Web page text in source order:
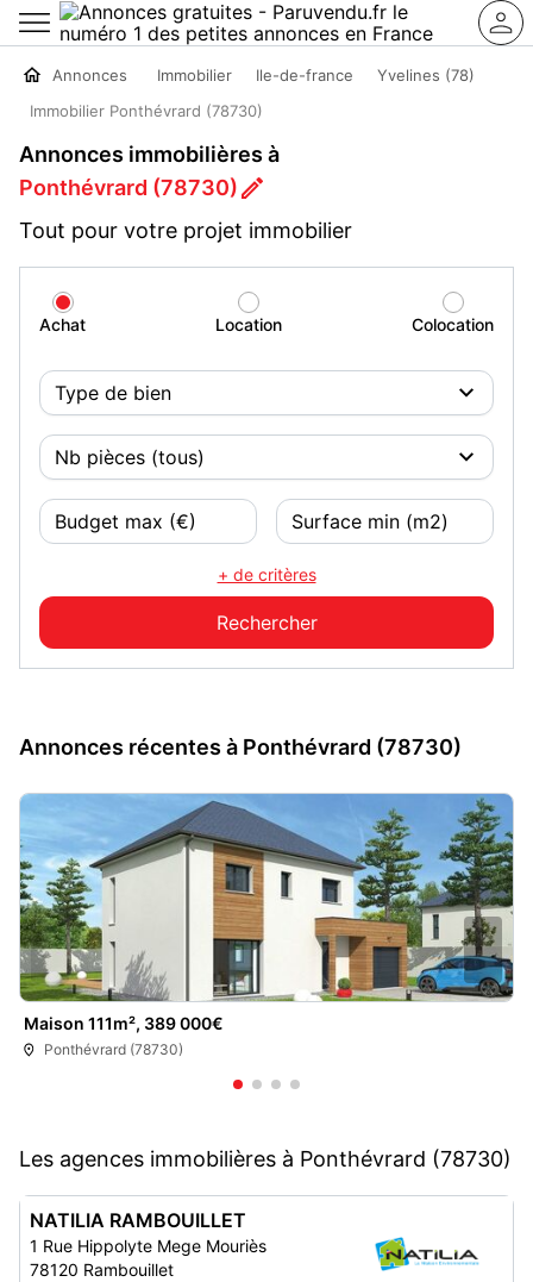
Annonces Immobilier Ile-de-france
Yvelines (78)
Immobilier Ponthévrard (78730)
Annonces immobilières à
Ponthévrard (78730)
Tout pour votre projet immobilier
Achat Location Colocation
+ de critères
Annonces récentes à Ponthévrard (78730)
Maison 111m², 389 000€
Ponthévrard (78730)
Les agences immobilières à Ponthévrard (78730)
NATILIA RAMBOUILLET
1 Rue Hippolyte Mege Mouriès
78120 Rambouillet